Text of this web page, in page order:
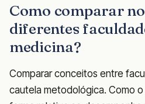
Como comparar
diferentes
medicina?
Comparar conceitos entre
cautela metodológica. Como